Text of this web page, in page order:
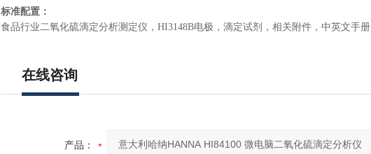
标准配置：
食品行业二氧化硫滴定分析测定仪，HI3148B电极，滴定试剂，相关附件，中英文手册
在线咨询
产品：